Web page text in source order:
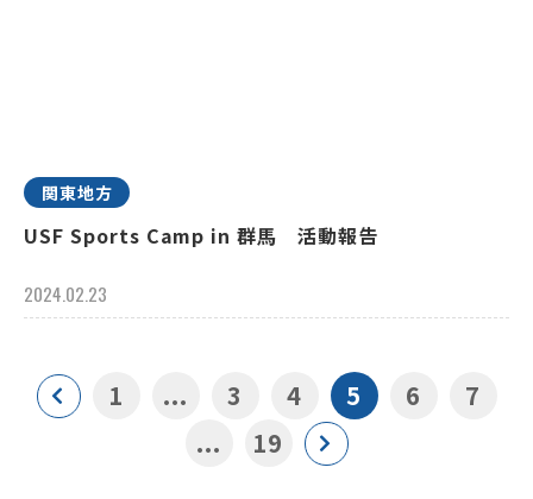
関東地方
USF Sports Camp in 群馬 活動報告
2024.02.23
1 ... 3 4 5 6
7
...
19